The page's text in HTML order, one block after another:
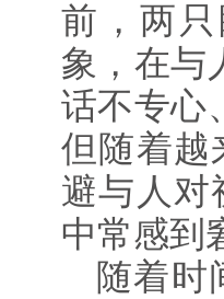
前，两
象，在与
话不专心
但随着越
避与人对
中常感到
随着时